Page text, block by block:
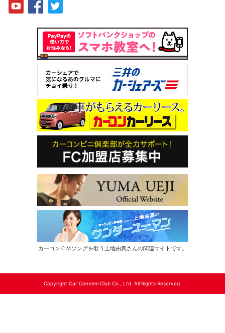
カーコンＣＭソングを歌う上地由真さんの関連サイトです。
Copyright Car Conveni Club Co., Ltd. All Rights Reserved.